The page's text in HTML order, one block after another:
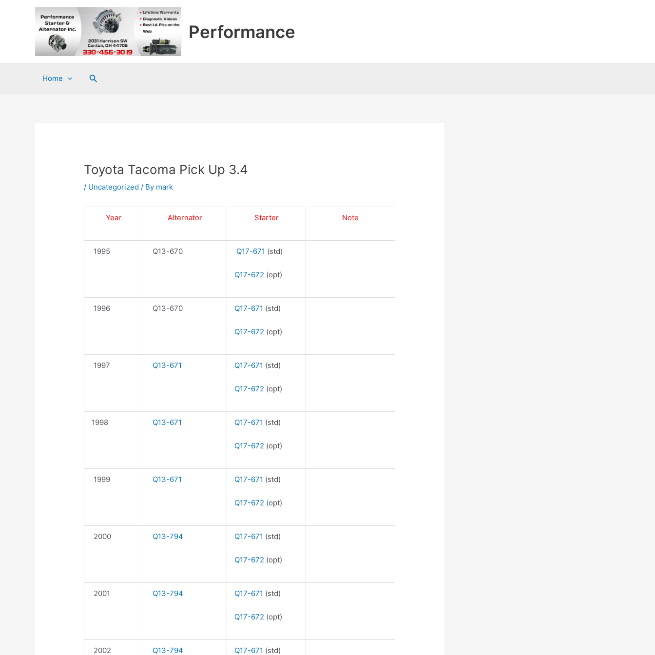
Performance
Home Search
Toyota Tacoma Pick Up 3.4
/ Uncategorized / By mark
Year Alternator Starter Note
1995 Q13-670 Q17-671 (std)
Q17-672 (opt)
1996 Q13-670 Q17-671 (std)
Q17-672 (opt)
1997 Q13-671 Q17-671 (std)
Q17-672 (opt)
1998 Q13-671 Q17-671 (std)
Q17-672 (opt)
1999 Q13-671 Q17-671 (std)
Q17-672 (opt)
2000 Q13-794 Q17-671 (std)
Q17-672 (opt)
2001 Q13-794 Q17-671 (std)
Q17-672 (opt)
2002 Q13-794 Q17-671 (std)